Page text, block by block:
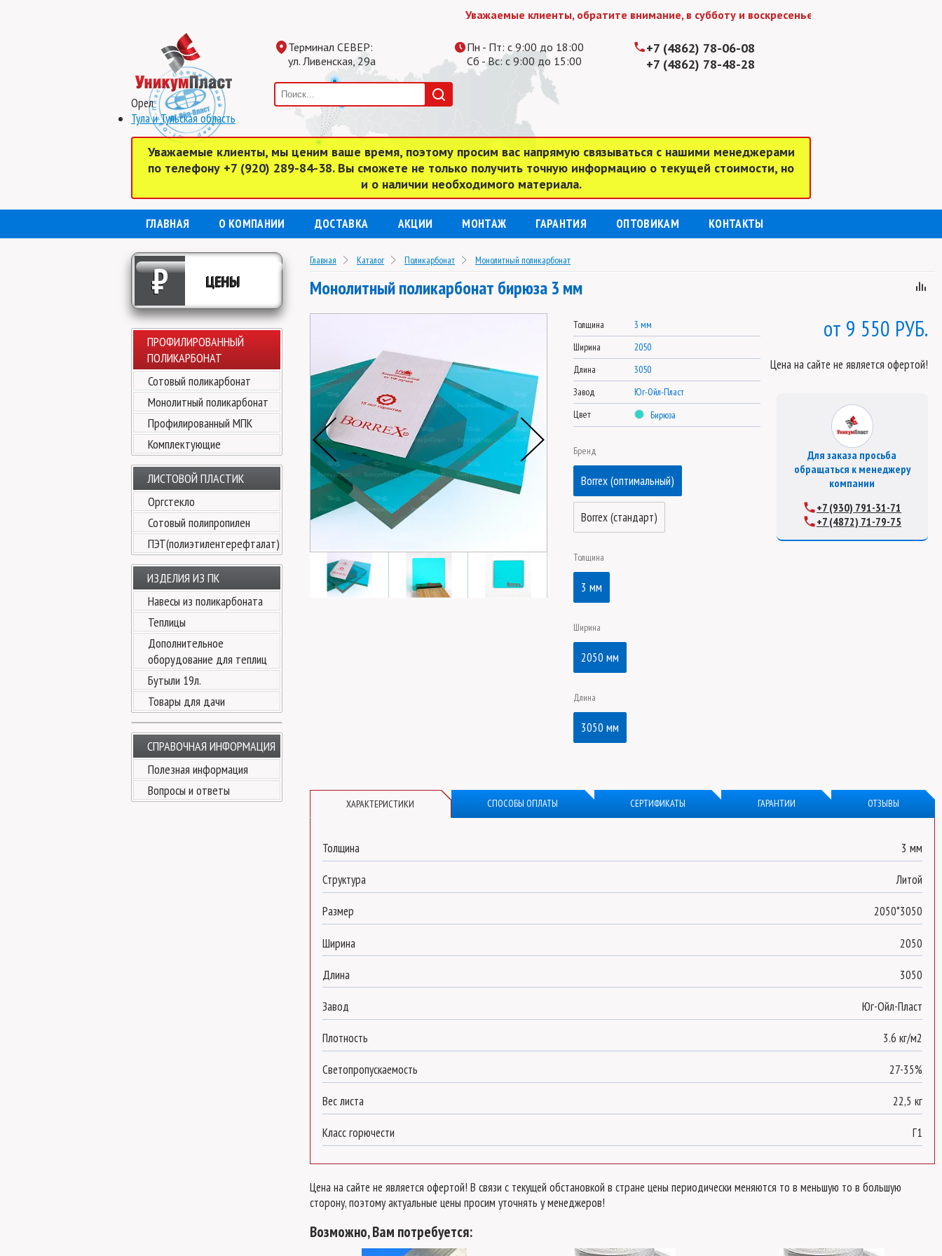
Уважаемые клиенты, обратите внимание, в субботу и воскресенье мы работаем до 15:00
Орел
Тула и Тульская область
Терминал СЕВЕР:
ул. Ливенская, 29а
Пн - Пт: с 9:00 до 18:00
Сб - Вс: с 9:00 до 15:00
+7 (4862) 78-06-08
+7 (4862) 78-48-28
Уважаемые клиенты, мы ценим ваше время, поэтому просим вас напрямую связываться с нашими менеджерами
по телефону +7 (920) 289-84-38. Вы сможете не только получить точную информацию о текущей стоимости, но
и о наличии необходимого материала.
ГЛАВНАЯ О КОМПАНИИ ДОСТАВКА АКЦИИ МОНТАЖ ГАРАНТИЯ ОПТОВИКАМ КОНТАКТЫ
₽ ЦЕНЫ
ПРОФИЛИРОВАННЫЙ
ПОЛИКАРБОНАТ
Сотовый поликарбонат
Монолитный поликарбонат
Профилированный МПК
Комплектующие
ЛИСТОВОЙ ПЛАСТИК
Оргстекло
Сотовый полипропилен
ПЭТ(полиэтилентерефталат)
ИЗДЕЛИЯ ИЗ ПК
Навесы из поликарбоната
Теплицы
Дополнительное
оборудование для теплиц
Бутыли 19л.
Товары для дачи
СПРАВОЧНАЯ ИНФОРМАЦИЯ
Полезная информация
Вопросы и ответы
Главная Каталог Поликарбонат Монолитный поликарбонат
Монолитный поликарбонат бирюза 3 мм
Толщина
3 мм
Ширина
2050
Длина
3050
Завод
Юг-Ойл-Пласт
Цвет
Бирюза
Бренд
Borrex (оптимальный)
Borrex (стандарт)
Толщина
3 мм
Ширина
2050 мм
Длина
3050 мм
9 550 РУБ.
Цена на сайте не является офертой!
Для заказа просьба
обращаться к менеджеру
компании
+7 (930) 791-31-71
+7 (4872) 71-79-75
ХАРАКТЕРИСТИКИ СПОСОБЫ ОПЛАТЫ СЕРТИФИКАТЫ ГАРАНТИИ ОТЗЫВЫ
Толщина 3 мм
Структура Литой
Размер 2050*3050
Ширина 2050
Длина 3050
Завод Юг-Ойл-Пласт
Плотность 3.6 кг/м2
Светопропускаемость 27-35%
Вес листа 22,5 кг
Класс горючести Г1
Цена на сайте не является офертой! В связи с текущей обстановкой в стране цены периодически меняются то в меньшую то в большую
сторону, поэтому актуальные цены просим уточнять у менеджеров!
Возможно, Вам потребуется: